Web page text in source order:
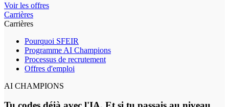
Voir les offres
Carrières
Carrières
Pourquoi SFEIR
Programme AI Champions
Processus de recrutement
Offres d'emploi
AI CHAMPIONS